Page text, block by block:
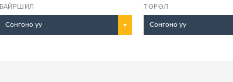
БАЙРШИЛ
Сонгоно уу
ТӨРӨЛ
Сонгоно уу